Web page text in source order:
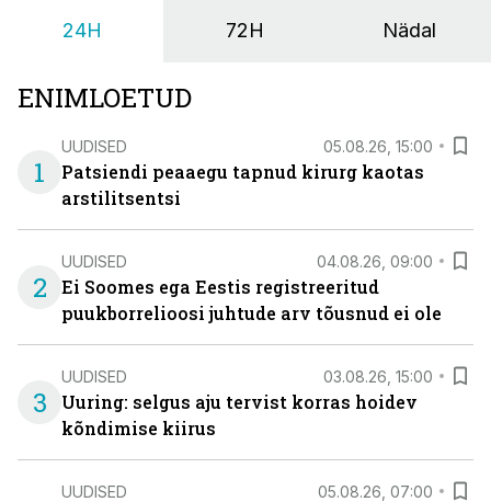
24H 72H Nädal
ENIMLOETUD
1
UUDISED 05.08.26, 15:00
Patsiendi peaaegu tapnud kirurg kaotas
arstilitsentsi
2
UUDISED 04.08.26, 09:00
Ei Soomes ega Eestis registreeritud
puukborrelioosi juhtude arv tõusnud ei ole
3
UUDISED 03.08.26, 15:00
Uuring: selgus aju tervist korras hoidev
kõndimise kiirus
UUDISED 05.08.26, 07:00